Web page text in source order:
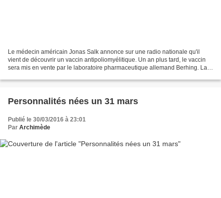
Le médecin américain Jonas Salk annonce sur une radio nationale qu'il
vient de découvrir un vaccin antipoliomyélitique. Un an plus tard, le vaccin
sera mis en vente par le laboratoire pharmaceutique allemand Berhing. La
Personnalités nées un 31 mars
Publié le 30/03/2016 à 23:01
Par Archimède